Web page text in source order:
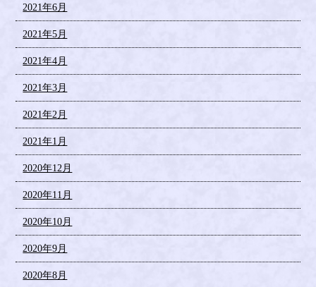
2021年6月
2021年5月
2021年4月
2021年3月
2021年2月
2021年1月
2020年12月
2020年11月
2020年10月
2020年9月
2020年8月